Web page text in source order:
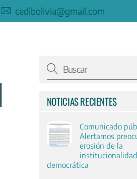
cedibolivia@gmail.com
NOTICIAS RECIENTES
Comunicado
Alertamos
erosión de la
institucionalidad
democrática